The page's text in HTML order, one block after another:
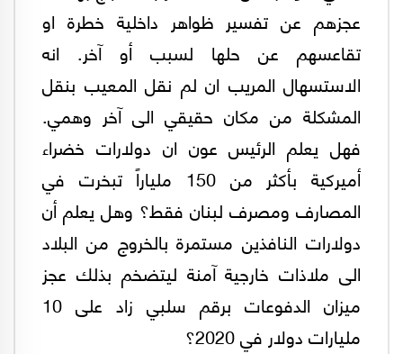
عجزهم عن تفسير ظواهر داخلية خطرة او
تقاعسهم عن حلها لسبب أو آخر. انه
الاستسهال المريب ان لم نقل المعيب بنقل
المشكلة من مكان حقيقي الى آخر وهمي.
فهل يعلم الرئيس عون ان دولارات خضراء
أميركية بأكثر من 150 ملياراً تبخرت في
المصارف ومصرف لبنان فقط؟ وهل يعلم أن
دولارات النافذين مستمرة بالخروج من البلاد
الى ملاذات خارجية آمنة ليتضخم بذلك عجز
ميزان الدفوعات برقم سلبي زاد على 10
مليارات دولار في 2020؟